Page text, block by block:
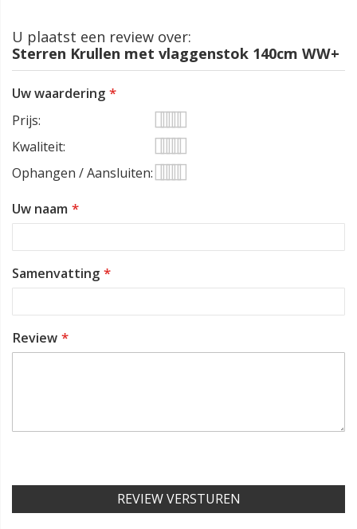
U plaatst een review over:
Sterren Krullen met vlaggenstok 140cm WW+
Uw waardering
Prijs
1
star
2
stars
3
stars
4
stars
5
stars
Kwaliteit
1
2
3
4
5
Ophangen / Aansluiten
Uw naam
Samenvatting
Review
REVIEW VERSTUREN